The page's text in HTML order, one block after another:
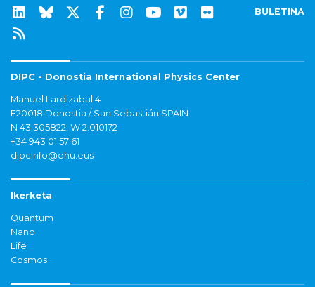
BULETINA
DIPC - Donostia International Physics Center
Manuel Lardizabal 4
E20018 Donostia / San Sebastián SPAIN
N 43.305822, W 2.010172
+34 943 01 57 61
dipcinfo@ehu.eus
Ikerketa
Quantum
Nano
Life
Cosmos